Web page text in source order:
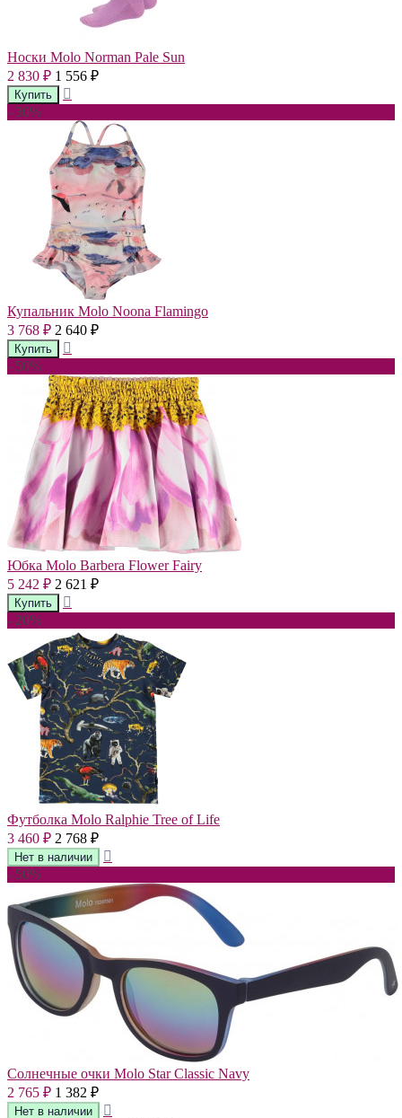
Носки Molo Norman Pale Sun
2 830 ₽ 1 556 ₽
- 30%
Купальник Molo Noona Flamingo
3 768 ₽ 2 640 ₽
- 50%
Юбка Molo Barbera Flower Fairy
5 242 ₽ 2 621 ₽
- 20%
Футболка Molo Ralphie Tree of Life
3 460 ₽ 2 768 ₽
- 50%
Солнечные очки Molo Star Classic Navy
2 765 ₽ 1 382 ₽